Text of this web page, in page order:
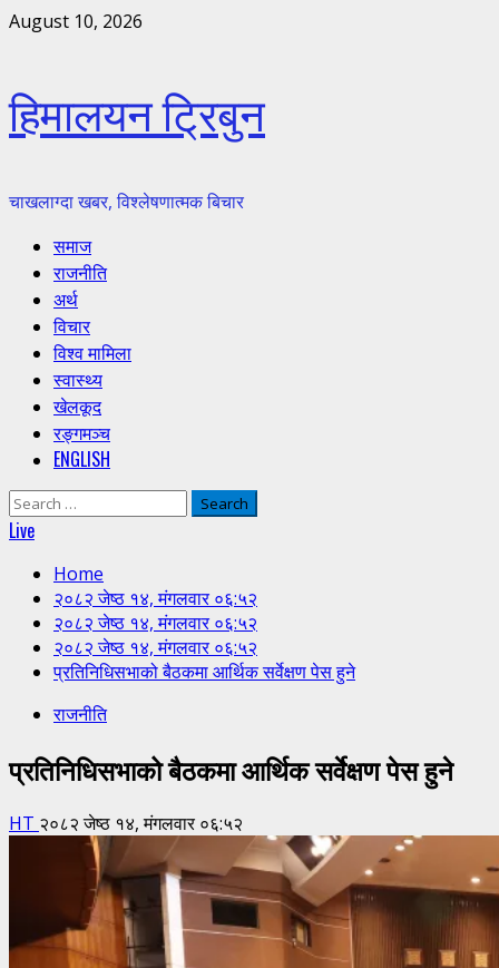
Skip
August 10, 2026
हिमालयन ट्रिबुन
चाखलाग्दा खबर, विश्लेषणात्मक बिचार
Primary
Menu
समाज
राजनीति
अर्थ
विचार
विश्व मामिला
स्वास्थ्य
खेलकूद
रङ्गमञ्च
ENGLISH
Search
for:
Live
Home
२०८२ जेष्ठ १४, मंगलवार ०६:५२
२०८२ जेष्ठ १४, मंगलवार ०६:५२
२०८२ जेष्ठ १४, मंगलवार ०६:५२
प्रतिनिधिसभाको बैठकमा आर्थिक सर्वेक्षण पेस हुने
राजनीति
प्रतिनिधिसभाको बैठकमा आर्थिक सर्वेक्षण पेस हुने
HT २०८२ जेष्ठ १४, मंगलवार ०६:५२